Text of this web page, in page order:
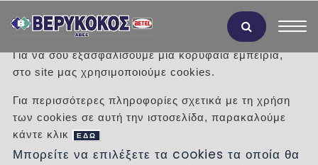
130X76 ΑΠΛΗ (ΜΕ ΠΕΤΡΑ
ΚΑΡΥΣΤΟΥ)
Αποδοχή Cookies
Για να σου εξασφαλίσουμε μια κορυφαία εμπειρία,
στο site μας χρησιμοποιούμε cookies.
Για περισσότερες πληροφορίες σχετικά με τη χρήση
των cookies σε αυτή την ιστοσελίδα, παρακαλούμε
κάντε κλικ
ΕΔΩ
Μπορείτε να επιλέξετε τα cookies τα οποία θα